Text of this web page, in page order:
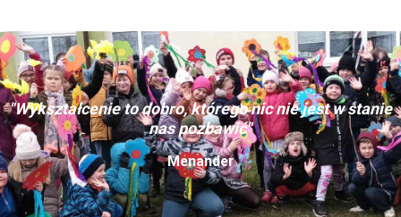
"Wykształcenie to dobro, którego nic nie jest w stanie
nas pozbawić"
Menander